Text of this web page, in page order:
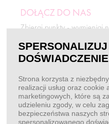
DOŁĄCZ DO NAS
Zbieraj punkty - wymieniaj
ZAREJESTRUJ SIĘ
BEZ LOGOWANIA
Chcę złożyć zamówienie
DOŚWIADCZENIE
Strona korzysta z
realizacji usług oraz cookie
marketingowych, które są
udzieleniu zgody, w celu
bezpieczeństwa naszych
spersonalizowanego